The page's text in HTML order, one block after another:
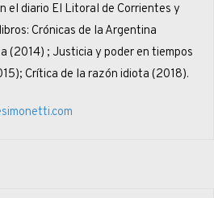
el diario El Litoral de Corrientes y
Crónicas de la Argentina
(2014) ; Justicia y poder en tiempos
Crítica de la razón idiota (2018).